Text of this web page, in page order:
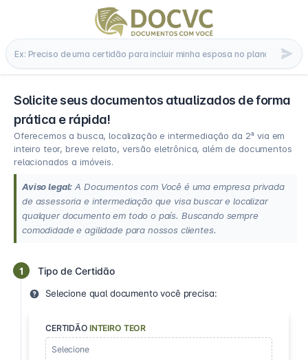
Solicite seus documentos atualizados de forma
prática e rápida!
Oferecemos a busca, localização e intermediação da 2ª via em
inteiro teor, breve relato, versão eletrônica, além de documentos
relacionados a imóveis.
Aviso legal: A Documentos com Você é uma empresa privada
de assessoria e intermediação que visa buscar e localizar
qualquer documento em todo o país. Buscando sempre
comodidade e agilidade para nossos clientes.
1 Tipo de Certidão
Selecione qual documento você precisa:
CERTIDÃO INTEIRO TEOR
Selecione